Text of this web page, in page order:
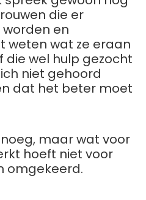
die er
en
weten wat ze eraan
die wel hulp gezocht
niet gehoord
dat het beter moet
maar wat voor
hoeft niet voor
omgekeerd.